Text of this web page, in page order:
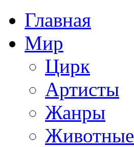
Главная
Мир
Цирк
Артисты
Жанры
Животные